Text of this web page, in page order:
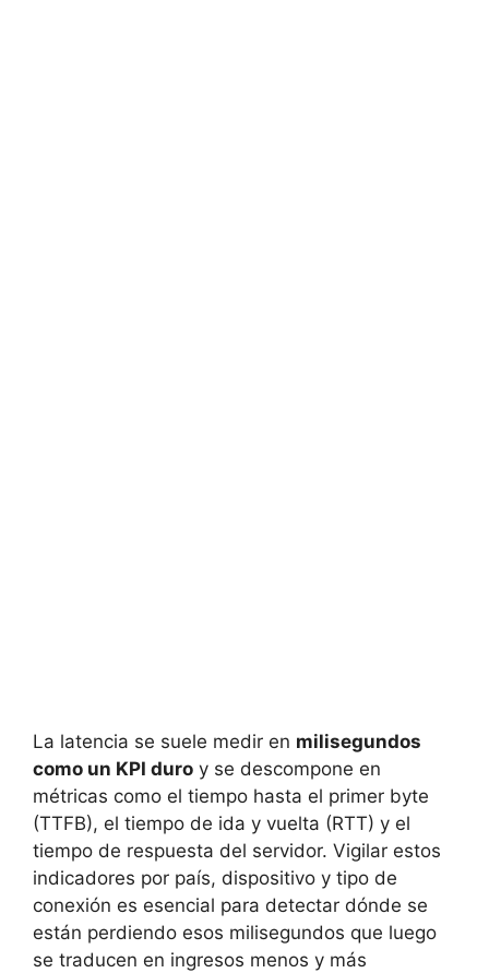
La latencia se suele medir en milisegundos
como un KPI duro y se descompone en
métricas como el tiempo hasta el primer byte
(TTFB), el tiempo de ida y vuelta (RTT) y el
tiempo de respuesta del servidor. Vigilar estos
indicadores por país, dispositivo y tipo de
conexión es esencial para detectar dónde se
están perdiendo esos milisegundos que luego
se traducen en ingresos menos y más